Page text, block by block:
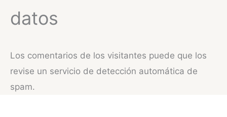
datos
Los comentarios de los visitantes puede que los
revise un servicio de detección automática de
spam.